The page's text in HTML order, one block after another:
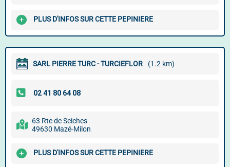
PLUS D'INFOS SUR CETTE PEPINIERE
SARL PIERRE TURC - TURCIEFLOR (1.2 km)
63 Rte de Seiches
49630 Mazé-Milon
PLUS D'INFOS SUR CETTE PEPINIERE